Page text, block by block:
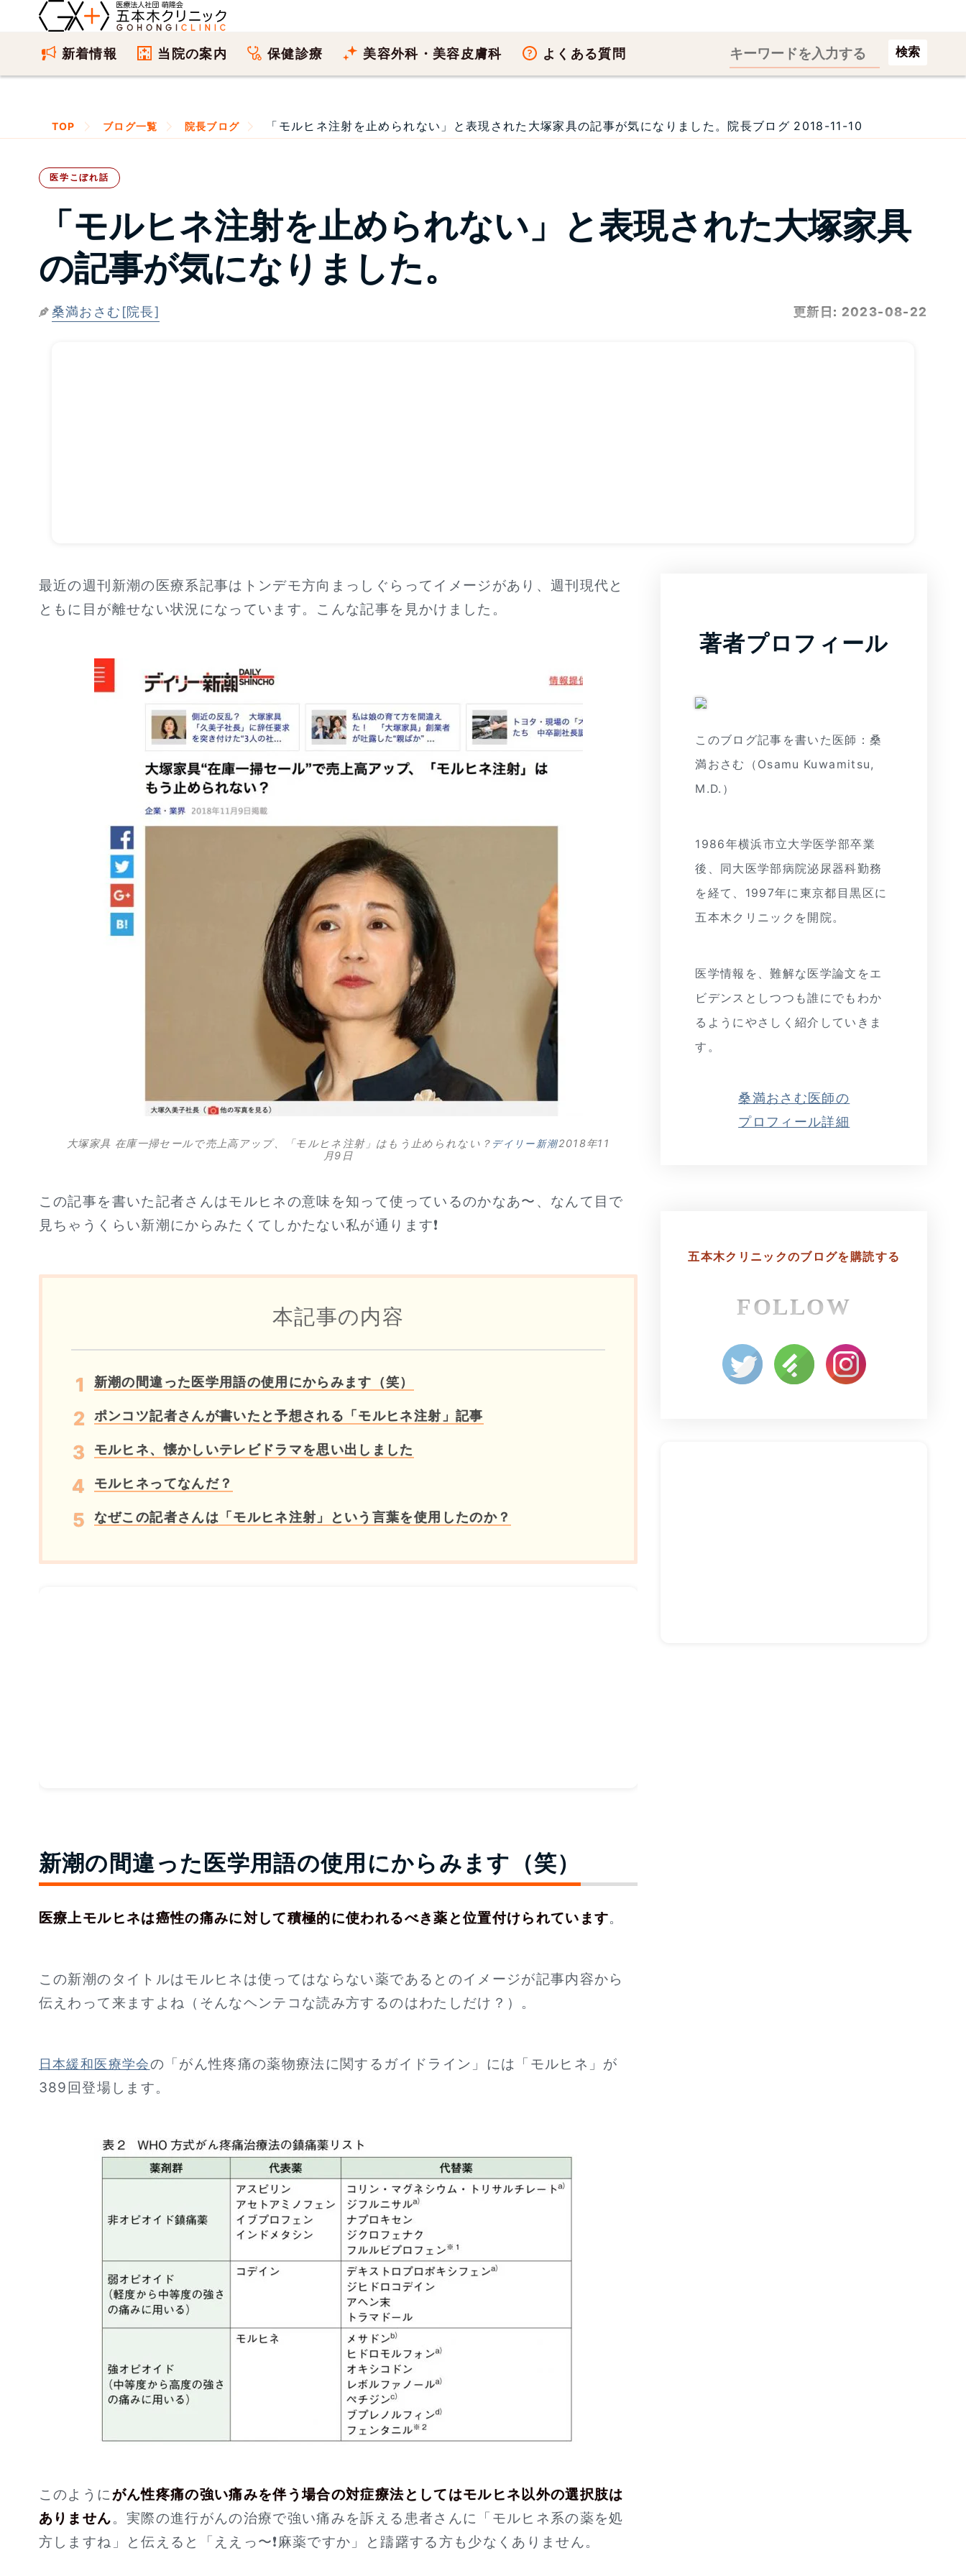
新着情報 当院の案内 保健診療 美容外科・美容皮膚科 よくある質問 検索
TOP ブログ一覧 院長ブログ 「モルヒネ注射を止められない」と表現された大塚家具の記事が気になりました。院長ブログ 2018-11-10
医学こぼれ話
「モルヒネ注射を止められない」と表現された大塚家具
の記事が気になりました。
桑満おさむ[院長] 更新日: 2023-08-22
最近の週刊新潮の医療系記事はトンデモ方向まっしぐらってイメージがあり、週刊現代と
ともに目が離せない状況になっています。こんな記事を見かけました。
大塚家具 在庫一掃セールで売上高アップ、「モルヒネ注射」はもう止められない？ デイリー新潮2018年11
月9日
この記事を書いた記者さんはモルヒネの意味を知って使っているのかなあ〜、なんて目で
見ちゃうくらい新潮にからみたくてしかたない私が通ります❗
本記事の内容
新潮の間違った医学用語の使用にからみます（笑）
ポンコツ記者さんが書いたと予想される「モルヒネ注射」記事
モルヒネ、懐かしいテレビドラマを思い出しました
モルヒネってなんだ？
なぜこの記者さんは「モルヒネ注射」という言葉を使用したのか？
新潮の間違った医学用語の使用にからみます（笑）
医療上モルヒネは癌性の痛みに対して積極的に使われるべき薬と位置付けられています。
この新潮のタイトルはモルヒネは使ってはならない薬であるとのイメージが記事内容から
伝えわって来ますよね（そんなヘンテコな読み方するのはわたしだけ？）。
日本緩和医療学会の「がん性疼痛の薬物療法に関するガイドライン」には「モルヒネ」が
389回登場します。
このようにがん性疼痛の強い痛みを伴う場合の対症療法としてはモルヒネ以外の選択肢は
ありません。実際の進行がんの治療で強い痛みを訴える患者さんに「モルヒネ系の薬を処
方しますね」と伝えると「ええっ〜❗麻薬ですか」と躊躇する方も少なくありません。
著者プロフィール
このブログ記事を書いた医師：桑
満おさむ（Osamu Kuwamitsu,
M.D.）
1986年横浜市立大学医学部卒業
後、同大医学部病院泌尿器科勤務
を経て、1997年に東京都目黒区に
五本木クリニックを開院。
医学情報を、難解な医学論文をエ
ビデンスとしつつも誰にでもわか
るようにやさしく紹介していきま
す。
桑満おさむ医師の
プロフィール詳細
五本木クリニックのブログを購読する
FOLLOW